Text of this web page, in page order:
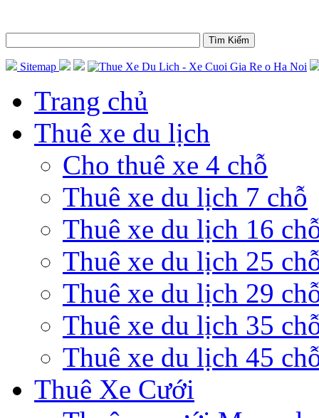
Sitemap
Trang chủ
Thuê xe du lịch
Cho thuê xe 4 chỗ
Thuê xe du lịch 7 chỗ
Thuê xe du lịch 16
Thuê xe du lịch 25
Thuê xe du lịch 29
Thuê xe du lịch 35
Thuê xe du lịch 45
Thuê Xe Cưới